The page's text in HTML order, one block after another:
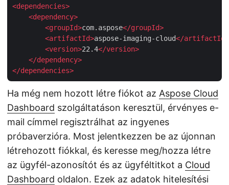
<dependencies>
<dependency>
<groupId>com.aspose</groupId>
<artifactId>aspose-imaging-cloud</artifactId
<version>22.4</version>
</dependency>
</dependencies>
Ha még nem hozott létre fiókot az Aspose Cloud
Dashboard szolgáltatáson keresztül, érvényes e-
mail címmel regisztrálhat az ingyenes
próbaverzióra. Most jelentkezzen be az újonnan
létrehozott fiókkal, és keresse meg/hozza létre
az ügyfél-azonosítót és az ügyféltitkot a Cloud
Dashboard oldalon. Ezek az adatok hitelesítési